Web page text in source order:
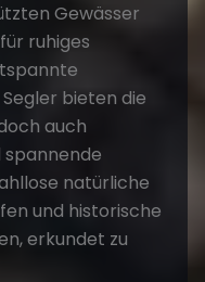
Gewässer
ruhiges
bieten die
auch
natürliche
und historische
erkundet zu